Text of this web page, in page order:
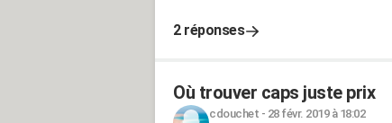
2 réponses
Où trouver caps juste prix
cdouchet - 28 févr. 2019 à 18:02